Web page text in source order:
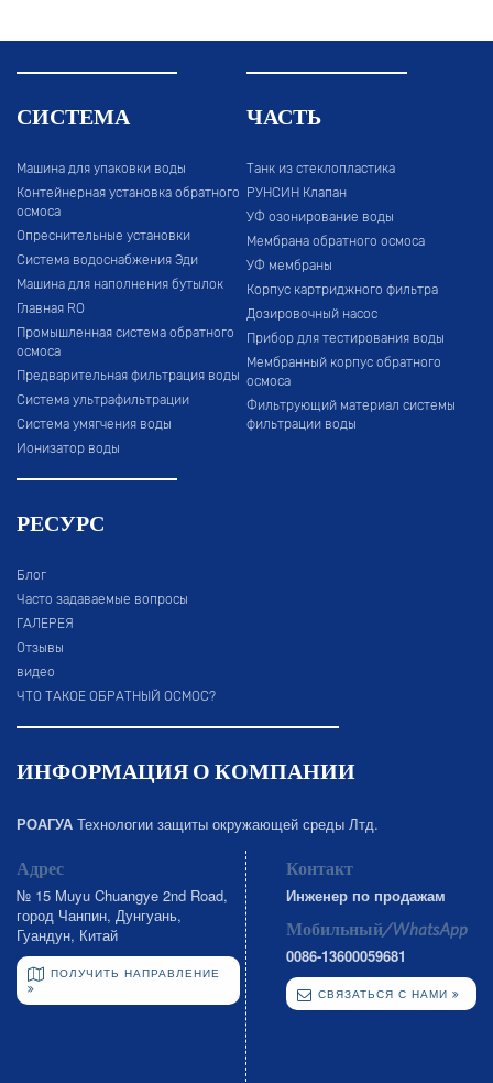
СИСТЕМА
Машина для упаковки воды
Контейнерная установка обратного
осмоса
Опреснительные установки
Система водоснабжения Эди
Машина для наполнения бутылок
Главная RO
Промышленная система обратного
осмоса
Предварительная фильтрация воды
Система ультрафильтрации
Система умягчения воды
Ионизатор воды
ЧАСТЬ
Танк из стеклопластика
РУНСИН Клапан
УФ озонирование воды
Мембрана обратного осмоса
УФ мембраны
Корпус картриджного фильтра
Дозировочный насос
Прибор для тестирования воды
Мембранный корпус обратного
осмоса
Фильтрующий материал системы
фильтрации воды
РЕСУРС
Блог
Часто задаваемые вопросы
ГАЛЕРЕЯ
Отзывы
видео
ЧТО ТАКОЕ ОБРАТНЫЙ ОСМОС?
ИНФОРМАЦИЯ О КОМПАНИИ
РОАГУА Технологии защиты окружающей среды Лтд.
Адрес
№ 15 Muyu Chuangye 2nd Road,
город Чанпин, Дунгуань,
Гуандун, Китай
ПОЛУЧИТЬ НАПРАВЛЕНИЕ
Контакт
Инженер по продажам
Мобильный/WhatsApp
0086-13600059681
СВЯЗАТЬСЯ С НАМИ